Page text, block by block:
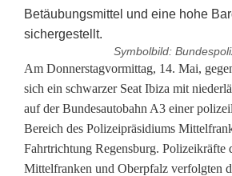
Symbolbild:
V
e
r
f
Am Donnerstagvormittag, 14. Mai,
sich ein schwarzer Seat Ibiza mit
auf der Bundesautobahn A3 einer
Bereich des Polizeipräsidiums
Fahrtrichtung Regensburg. Polizeikräfte
Mittelfranken und Oberpfalz verfolgten